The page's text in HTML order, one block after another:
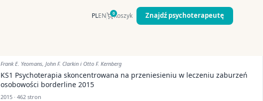
PLEN 0Koszyk Znajdź psychoterapeutę
Frank E. Yeomans, John F. Clarkin i Otto F. Kernberg
KS1 Psychoterapia skoncentrowana na przeniesieniu w leczeniu zaburzeń
osobowości borderline 2015
2015 · 462 stron